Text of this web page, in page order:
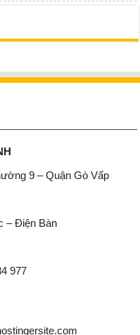
9 – Quận Gò Vấp
– Điện Bàn
977